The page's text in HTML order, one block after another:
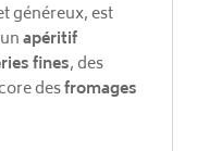
généreux, est
apéritif
fines, des
desfromages